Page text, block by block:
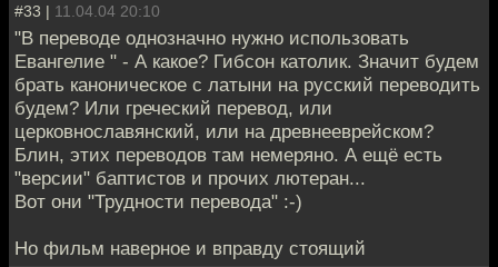
#33 | 11.04.04 20:10
"В переводе однозначно нужно использовать
Евангелие " - А какое? Гибсон католик. Значит будем
брать каноническое с латыни на русский переводить
будем? Или греческий перевод, или
церковнославянский, или на древнееврейском?
Блин, этих переводов там немеряно. А ещё есть
"версии" баптистов и прочих лютеран...
Вот они "Трудности перевода" :-)
Но фильм наверное и вправду стоящий